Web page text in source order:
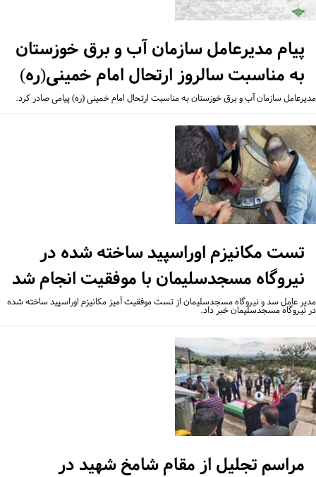
پیام مدیرعامل سازمان آب و برق خوزستان
به مناسبت سالروز ارتحال امام خمینی(ره)
سازمان آب و برق خوزستان به مناسبت ارتحال امام خمینی (ره) پیامی صادر کرد.
تست مکانیزم اوراسپید ساخته شده در
نیروگاه مسجدسلیمان با موفقیت انجام شد
عامل سد و نیروگاه مسجدسلیمان از تست موفقیت آمیز مکانیزم اوراسپید ساخته شده
نیروگاه مسجدسلیمان خبر داد.
مراسم تجلیل از مقام شامخ شهید در